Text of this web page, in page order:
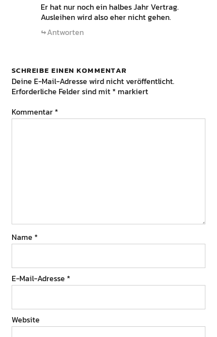
Er hat nur noch ein halbes Jahr Vertrag.
Ausleihen wird also eher nicht gehen.
Antworten
SCHREIBE EINEN KOMMENTAR
Deine E-Mail-Adresse wird nicht veröffentlicht.
Erforderliche Felder sind mit * markiert
Kommentar *
Name *
E-Mail-Adresse *
Website